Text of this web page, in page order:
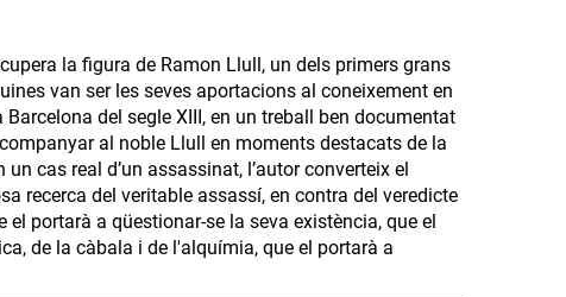
la figura de Ramon Llull, un dels primers grans
van ser les seves aportacions al coneixement en
del segle XIII, en un treball ben documentat
al noble Llull en moments destacats de la
cas real d’un assassinat, l’autor converteix el
recerca del veritable assassí, en contra del veredicte
portarà a qüestionar-se la seva existència, que el
de la càbala i de l'alquímia, que el portarà a